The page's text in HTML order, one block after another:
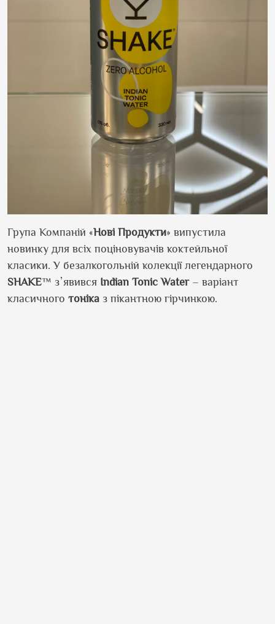
Група Компаній «Нові Продукти» випустила
новинку для всіх поціновувачів коктейльної
класики. У безалкогольній колекції легендарного
SHAKE™ зʼявився Indian TonicWater– варіант
класичного тоніка з пікантною гірчинкою.